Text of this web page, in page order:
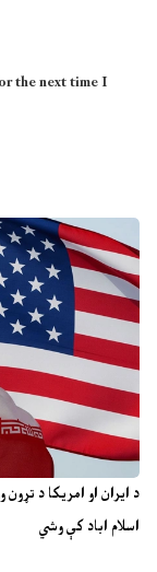
د ایران او امریکا د
اسلام اباد کې وشي
the next time I